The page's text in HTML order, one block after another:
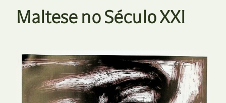
Maltese no Século XXI